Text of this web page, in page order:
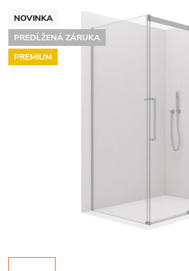
NOVINKA
PREDĹŽENÁ ZÁRUKA
PREMIUM